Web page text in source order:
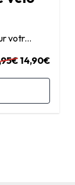
votr...
14,90€